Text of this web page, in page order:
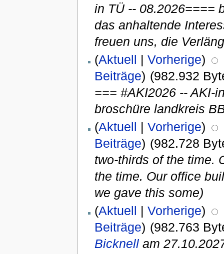
in TÜ -- 08.2026====
das anhaltende
freuen uns, die
(Aktuell | Vorherige)
Beiträge) (982.932
=== #AKI2026 -- AKI-
broschüre landkreis
(Aktuell | Vorherige)
Beiträge) (982.728
two-thirds of the time.
the time. Our office
we gave this some)
(Aktuell | Vorherige)
Beiträge) (982.763
Bicknellam